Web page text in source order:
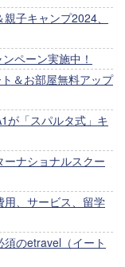
子キャンプ2024、
ペーン実施中！
＆お部屋無料アップ
が「スパルタ式」キ
ーナショナルスクー
用、サービス、留学
のetravel（イート